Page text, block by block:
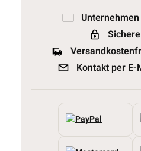
Kontakt per E-